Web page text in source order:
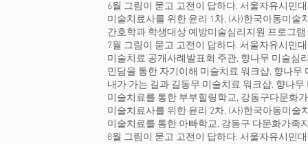
6월 그림이 묻고 고전이 답하다. 서울자유시민
미술치료사를 위한 윤리 1차, (사)한국아동미술
간호학과 학생대상 예방미술심리지원 프로그
7월 그림이 묻고 고전이 답하다. 서울자유시민
미술치료 공개사례발표회 주관, 향나무 미술심
민담을 통한 자기이해 미술치료 워크샵, 향나무
내가 가는 길과 길동무 미술치료 워크샵, 향나
미술치료를 통한 부부힐링학교, 강동구다문화
미술치료사를 위한 윤리 2차, (사)한국아동미술
미술치료를 통한 아빠학교, 강동구 다문화가족
8월 그림이 묻고 고전이 답하다. 서울자유시민